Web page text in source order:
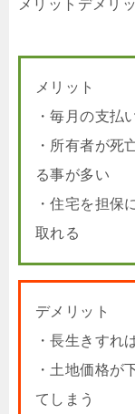
メリットデメリ
メリット
・毎月の支払
・所有者が死
る事が多い
・住宅を担保
取れる
デメリット
・長生きすれ
・土地価格が
てしまう